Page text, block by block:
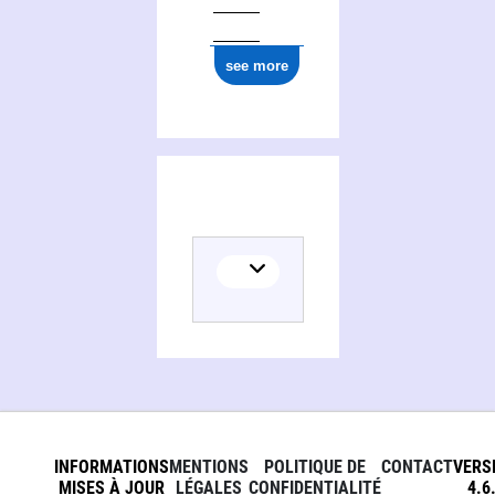
see more
INFORMATIONS
MISES À JOUR
MENTIONS
LÉGALES
POLITIQUE DE
CONFIDENTIALITÉ
CONTACT